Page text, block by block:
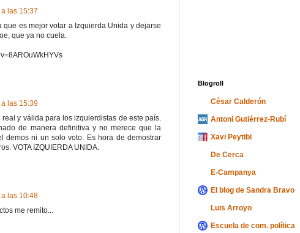
las 15:37
que es mejor votar a Izquierda Unida y dejarse
que ya no cuela.
las 15:39
y válida para los izquierdistas de este país.
de manera definitiva y no merece que la
demos ni un solo voto. Es hora de demostrar
VOTA IZQUIERDA UNIDA.
las 10:48
me remito...
Blogroll
César Calderón
Antoni Gutiérrez-Rubí
Xavi Peytibi
De Cerca
E-Campanya
El blog de Sandra Bravo
Luis Arroyo
Escuela de com. política